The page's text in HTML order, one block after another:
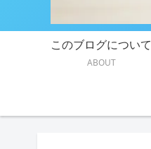
このブログについて
ABOUT